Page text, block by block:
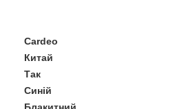
Cardeo
Китай
Так
Синій
Блакитний